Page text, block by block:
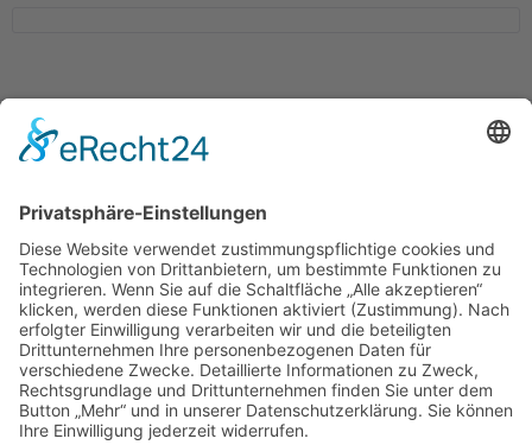
Service Hotline
Informationen
Empfehlungen
* Alle Preise inkl. gesetzl. Mehrwertsteuer zzgl.